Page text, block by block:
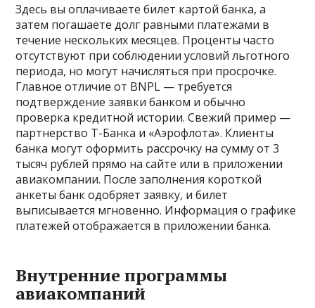
Здесь вы оплачиваете билет картой банка, а
затем погашаете долг равными платежами в
течение нескольких месяцев. Проценты часто
отсутствуют при соблюдении условий льготного
периода, но могут начисляться при просрочке.
Главное отличие от BNPL — требуется
подтверждение заявки банком и обычно
проверка кредитной истории. Свежий пример —
партнерство Т-Банка и «Аэрофлота». Клиенты
банка могут оформить рассрочку на сумму от 3
тысяч рублей прямо на сайте или в приложении
авиакомпании. После заполнения короткой
анкеты банк одобряет заявку, и билет
выписывается мгновенно. Информация о графике
платежей отображается в приложении банка.
Внутренние программы
авиакомпаний